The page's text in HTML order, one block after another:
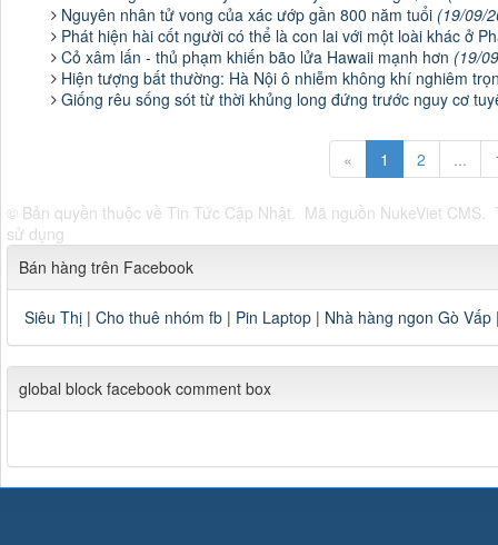
Nguyên nhân tử vong của xác ướp gần 800 năm tuổi (19/09/
Phát hiện hài cốt người có thể là con lai với một loài khác ở
Cỏ xâm lấn - thủ phạm khiến bão lửa Hawaii mạnh hơn (19/
Hiện tượng bất thường: Hà Nội ô nhiễm không khí nghiêm
Giống rêu sống sót từ thời khủng long đứng trước nguy cơ
« 1 2 ...
© Bản quyền thuộc về Tin Tức Cập Nhật Mã nguồn NukeViet CMS
sử dụng
Bán hàng trên Facebook
Siêu Thị | Cho thuê nhóm fb | Pin Laptop | Nhà hàng ngon Gò Vấp
global block facebook comment box